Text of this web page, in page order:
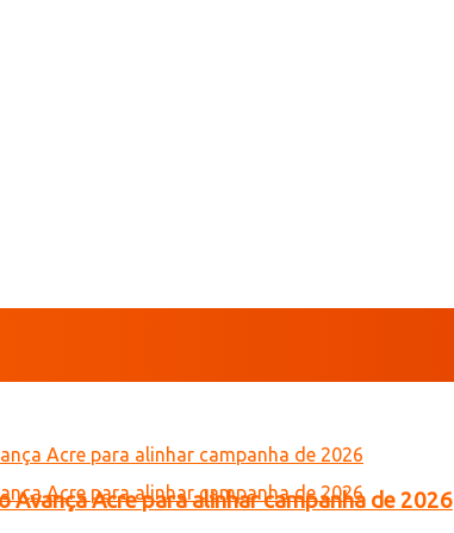
Acre para alinhar campanha de 2026